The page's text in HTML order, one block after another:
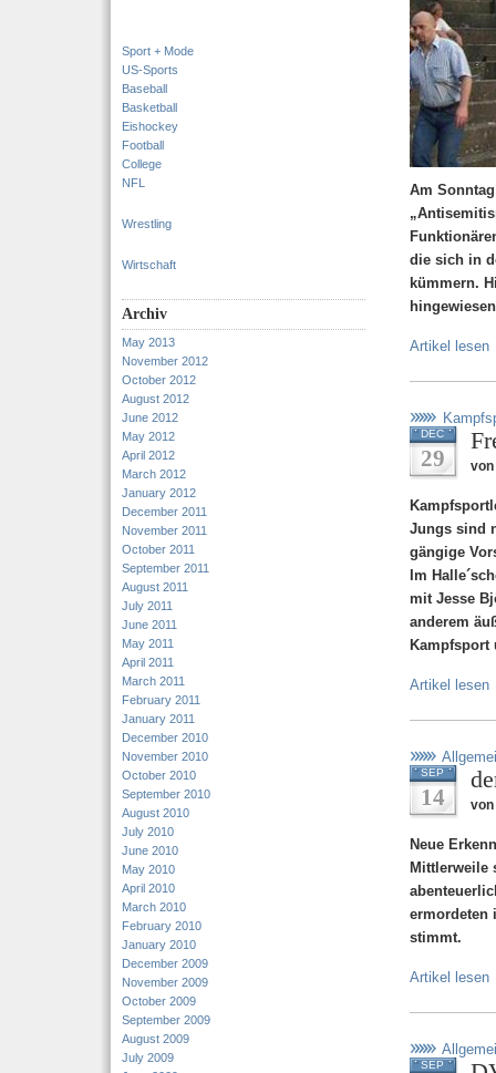
Sport + Mode
US-Sports
Baseball
Basketball
Eishockey
Football
College
NFL
Wrestling
Wirtschaft
Archiv
May 2013
November 2012
October 2012
August 2012
June 2012
May 2012
April 2012
March 2012
January 2012
December 2011
November 2011
October 2011
September 2011
August 2011
July 2011
June 2011
May 2011
April 2011
March 2011
February 2011
January 2011
December 2010
November 2010
October 2010
September 2010
August 2010
July 2010
June 2010
May 2010
April 2010
March 2010
February 2010
January 2010
December 2009
November 2009
October 2009
September 2009
August 2009
July 2009
Am
die sich in
kümmern.
Artikel lesen
DEC
29 von
Jungs sind
gängige
Im
mit Jesse
anderem
Kampfsport
Artikel lesen
SEP
14
Neue
Mittlerweile
ermordeten
stimmt.
Artikel lesen
SEP